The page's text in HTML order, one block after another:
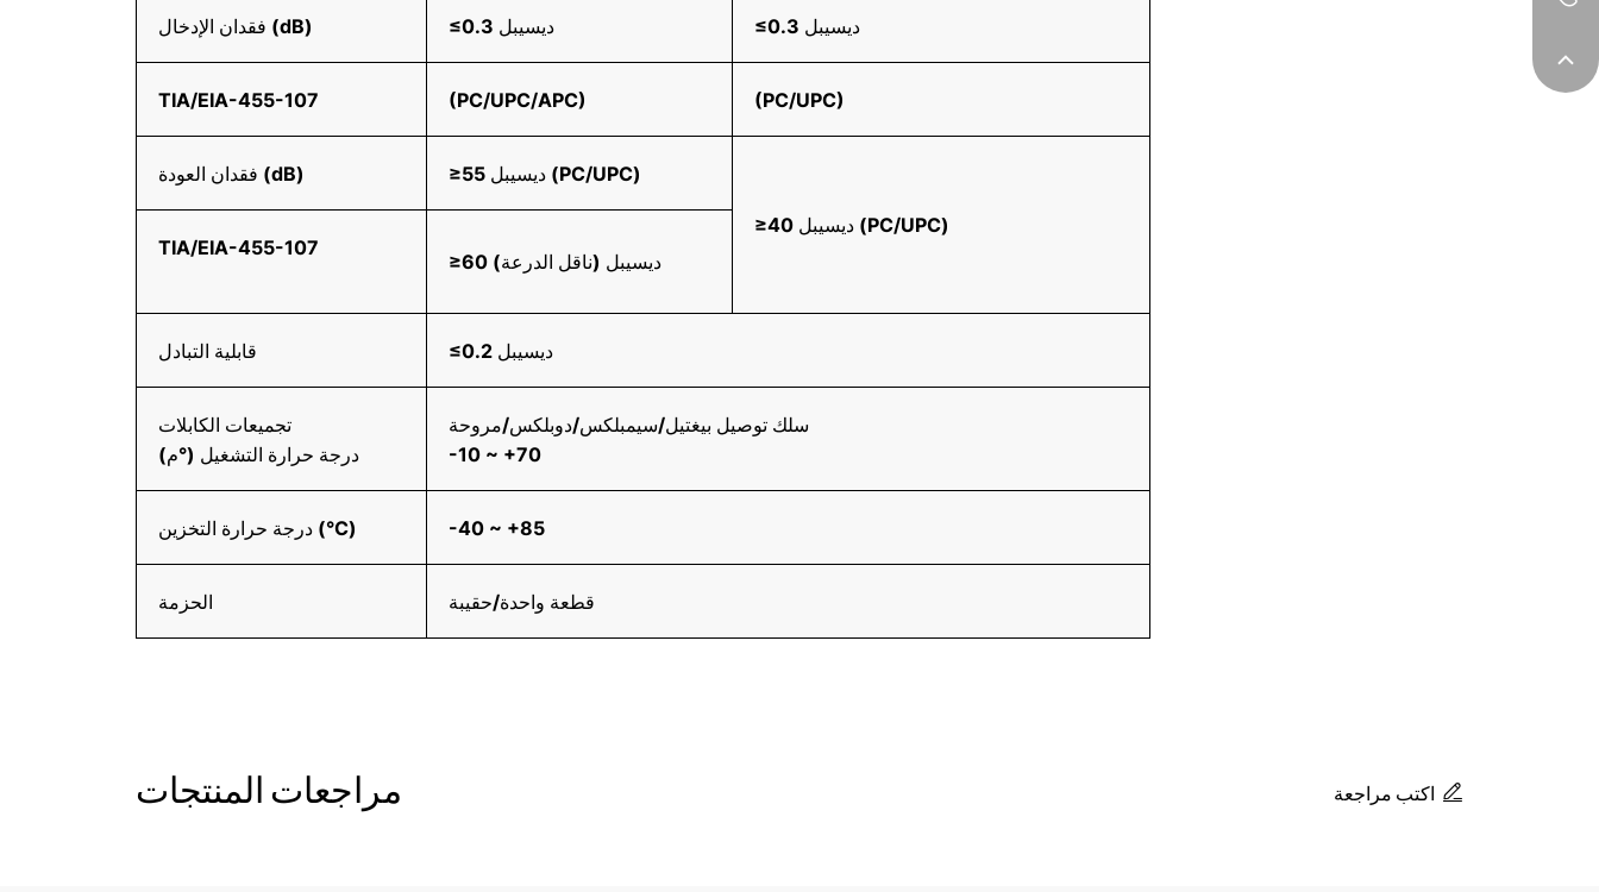
فقدان الإدخال (dB) ≤0.3 ديسيبل ≤0.3 ديسيبل
TIA/EIA-455-107 (PC/UPC/APC) (PC/UPC)
فقدان العودة (dB)
≥55 ديسيبل (PC/UPC)
≥40 ديسيبل (PC/UPC)
TIA/EIA-455-107
≥60 ديسيبل (ناقل الدرعة)
قابلية التبادل ≤0.2 ديسيبل
تجميعات الكابلات
درجة حرارة التشغيل (°م)
سلك توصيل بيغتيل/سيمبلكس/دوبلكس/مروحة
-10 ~ +70
درجة حرارة التخزين (°C) -40 ~ +85
الحزمة قطعة واحدة/حقيبة
مراجعات المنتجات اكتب مراجعة